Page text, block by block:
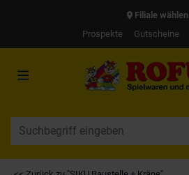
Filiale wählen
Prospekte
Gutscheine